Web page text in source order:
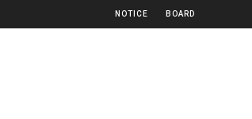
NOTICE BOARD